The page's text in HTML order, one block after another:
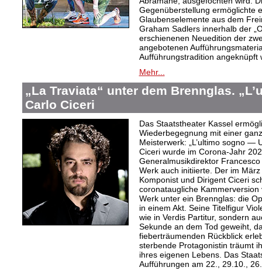
Gegenüberstellung ermöglichte
Glaubenselemente aus dem
Graham Sadlers innerhalb der
erschienenen Neuedition der
angebotenen
Aufführungstradition angeknüpft
Mehr...
„La Traviata“ unter dem Brennglas.
Carlo Ciceri
Das Staatstheater Kassel
Wiederbegegnung mit einer
Meisterwerk: „L’ultimo sogno —
Ciceri wurde im Corona-Jahr
Generalmusikdirektor
Werk auch initiierte. Der im
Komponist und Dirigent Ciceri
coronataugliche Kammerversion
Werk unter ein Brennglas: die
in einem Akt. Seine Titelfigur
wie in Verdis Partitur, sondern
Sekunde an dem Tod geweiht,
fieberträumenden Rückblick
sterbende Protagonistin träumt
ihres eigenen Lebens. Das
Aufführungen am 22., 29.10.,